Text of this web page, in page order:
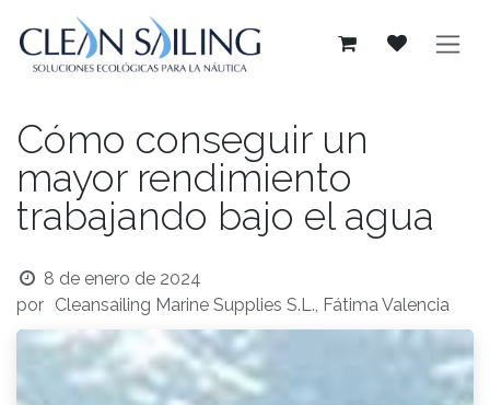
Ir al contenido
Cómo conseguir un
mayor rendimiento
trabajando bajo el agua
8 de enero de 2024
por Cleansailing Marine Supplies S.L., Fátima Valencia